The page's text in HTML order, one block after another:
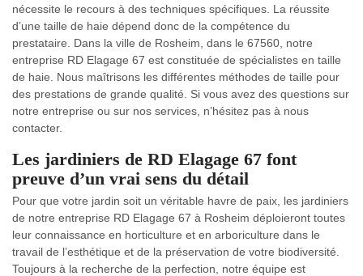
nécessite le recours à des techniques spécifiques. La réussite
d’une taille de haie dépend donc de la compétence du
prestataire. Dans la ville de Rosheim, dans le 67560, notre
entreprise RD Elagage 67 est constituée de spécialistes en taille
de haie. Nous maîtrisons les différentes méthodes de taille pour
des prestations de grande qualité. Si vous avez des questions sur
notre entreprise ou sur nos services, n’hésitez pas à nous
contacter.
Les jardiniers de RD Elagage 67 font
preuve d’un vrai sens du détail
Pour que votre jardin soit un véritable havre de paix, les jardiniers
de notre entreprise RD Elagage 67 à Rosheim déploieront toutes
leur connaissance en horticulture et en arboriculture dans le
travail de l’esthétique et de la préservation de votre biodiversité.
Toujours à la recherche de la perfection, notre équipe est